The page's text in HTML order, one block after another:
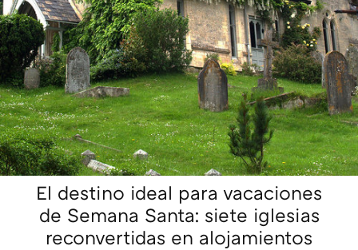
El destino ideal para vacaciones
de Semana Santa: siete iglesias
reconvertidas en alojamientos